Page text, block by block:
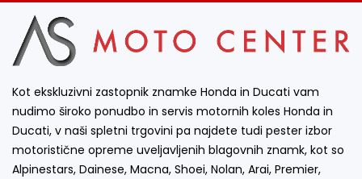
Kot ekskluzivni zastopnik znamke Honda in Ducati vam
nudimo široko ponudbo in servis motornih koles Honda in
Ducati, v naši spletni trgovini pa najdete tudi pester izbor
motoristične opreme uveljavljenih blagovnih znamk, kot so
Alpinestars, Dainese, Macna, Shoei, Nolan, Arai, Premier,